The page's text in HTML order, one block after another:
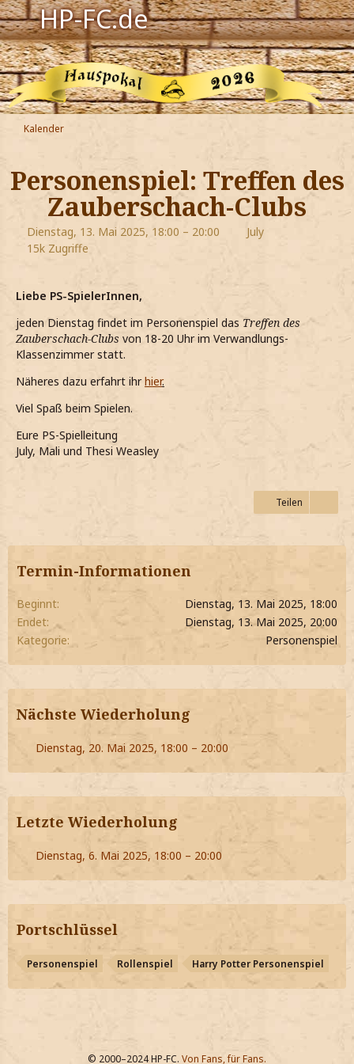
HP-FC.de
Navigation
Harry Potter
Der HP-FC
Hogwarts
Zauberwelt
Willkommen
Jetzt Fanclub-Mitglied werden!
Kalender
Personenspiel: Treffen des
Zauberschach-Clubs
Dienstag, 13. Mai 2025, 18:00 – 20:00
July
15k Zugriffe
Liebe PS-SpielerInnen,
jeden Dienstag findet im Personenspiel das Treffen des
Zauberschach-Clubs von 18-20 Uhr im Verwandlungs-
Klassenzimmer statt.
Näheres dazu erfahrt ihrhier.
Viel Spaß beim Spielen.
Eure PS-Spielleitung
July, Mali und Thesi Weasley
Teilen
Termin-Informationen
Beginnt
Dienstag, 13. Mai 2025, 18:00
Endet
Dienstag, 13. Mai 2025, 20:00
Kategorie
Personenspiel
Nächste Wiederholung
Dienstag, 20. Mai 2025, 18:00 – 20:00
Letzte Wiederholung
Dienstag, 6. Mai 2025, 18:00 – 20:00
Portschlüssel
Personenspiel Rollenspiel Harry Potter Personenspiel
© 2000–2024 HP-FC. Von Fans, für Fans.